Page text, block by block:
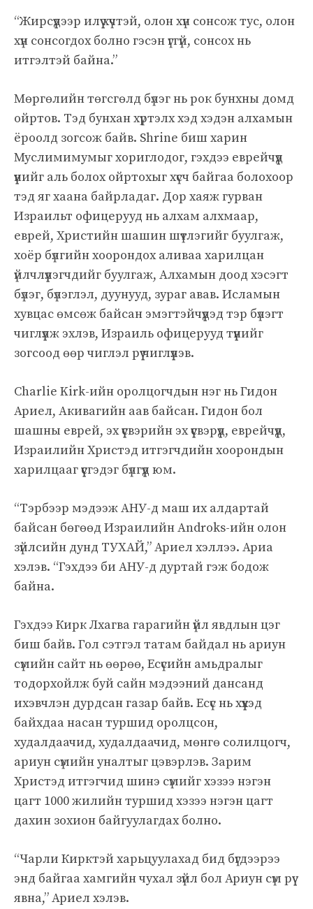
“Жирсүүдээр илүү хүчтэй, олон хүн сонсож тус, олон
хүн сонсогдох болно гэсэн үггүй, сонсох нь
итгэлтэй байна.”
Мөргөлийн төгсгөлд бүлэг нь рок бунхны домд
ойртов. Тэд бунхан хүртэлх хэд хэдэн алхамын
ёроолд зогсож байв. Shrine биш харин
Муслимимумыг хориглодог, гэхдээ еврейчүүд
үүнийг аль болох ойртохыг хүсч байгаа болохоор
тэд яг хаана байрладаг. Дор хаяж гурван
Израильт офицерууд нь алхам алхмаар,
еврей, Христийн шашин шүтлэгийг буулгаж,
хоёр бүлгийн хоорондох аливаа харилцан
үйлчлүүлэгчдийг буулгаж, Алхамын доод хэсэгт
бүлэг, бүлэглэл, дуунууд, зураг авав. Исламын
хувцас өмсөж байсан эмэгтэйчүүдэд тэр бүлэгт
чиглүүлж эхлэв, Израиль офицерууд түүнийг
зогсоод өөр чиглэл рүү чиглүүлэв.
Charlie Kirk-ийн оролцогчдын нэг нь Гидон
Ариел, Акивагийн аав байсан. Гидон бол
шашны еврей, эх үүсвэрийн эх үүсвэрүүд, еврейчүүд,
Израилийн Христэд итгэгчдийн хоорондын
харилцааг үүсгэдэг бүлгүүд юм.
“Тэрбээр мэдээж АНУ-д маш их алдартай
байсан бөгөөд Израилийн Androks-ийн олон
зүйлсийн дунд ТУХАЙ,” Ариел хэллээ. Ариа
хэлэв. “Гэхдээ би АНУ-д дуртай гэж бодож
байна.
Гэхдээ Кирк Лхагва гарагийн үйл явдлын цэг
биш байв. Гол сэтгэл татам байдал нь ариун
сүмийн сайт нь өөрөө, Есүсийн амьдралыг
тодорхойлж буй сайн мэдээний дансанд
ихэвчлэн дурдсан газар байв. Есүс нь хүүхэд
байхдаа насан туршид оролцсон,
худалдаачид, худалдаачид, мөнгө солилцогч,
ариун сүмийн уналтыг цэвэрлэв. Зарим
Христэд итгэгчид шинэ сүмийг хэзээ нэгэн
цагт 1000 жилийн туршид хэзээ нэгэн цагт
дахин зохион байгуулагдах болно.
“Чарли Кирктэй харьцуулахад бид бүгдээрээ
энд байгаа хамгийн чухал зүйл бол Ариун сүм рүү
явна,” Ариел хэлэв.